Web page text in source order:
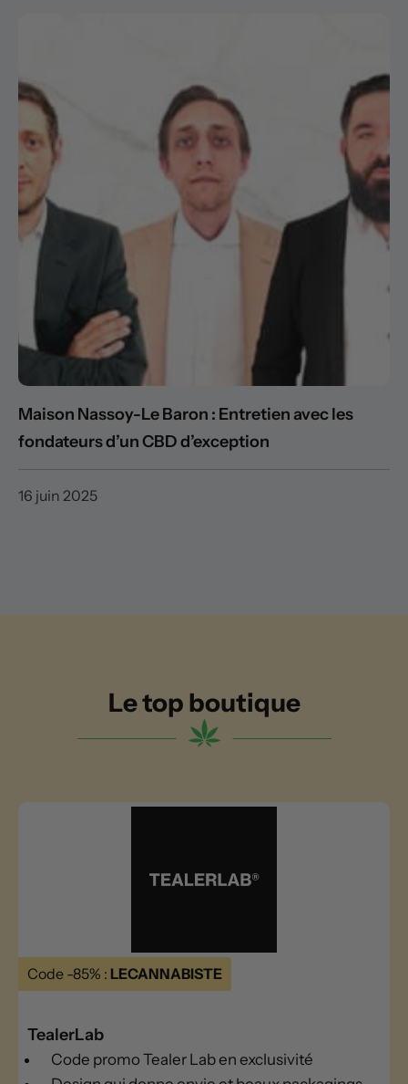
Maison Nassoy-Le Baron : Entretien avec les
fondateurs d’un CBD d’exception
16 juin 2025
Le top boutique
Code -85% : LECANNABISTE
TealerLab
Code promo Tealer Lab en exclusivité